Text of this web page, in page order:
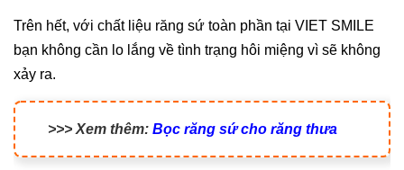
Trên hết, với chất liệu răng sứ toàn phần tại VIET SMILE
bạn không cần lo lắng về tình trạng hôi miệng vì sẽ không
xảy ra.
>>> Xem thêm: Bọc răng sứ cho răng thưa